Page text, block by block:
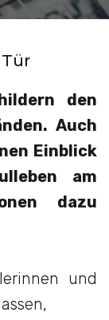
den
Auch
Einblick
am
dazu
und